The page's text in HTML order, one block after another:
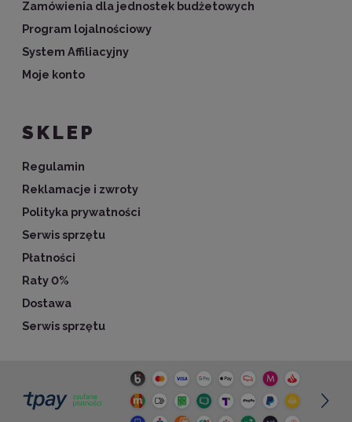
Zamówienia dla jednostek budżetowych
Program lojalnościowy
System Affiliacyjny
Moje konto
SKLEP
Regulamin
Reklamacje i zwroty
Polityka prywatności
Serwis sprzętu
Płatności
Raty 0%
Dostawa
Serwis sprzętu